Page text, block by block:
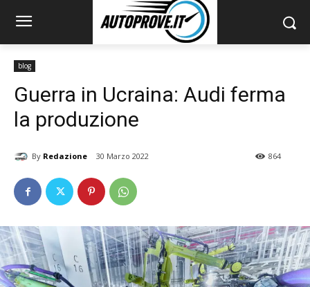
blog
Guerra in Ucraina: Audi ferma
la produzione
By Redazione 30 Marzo 2022 864